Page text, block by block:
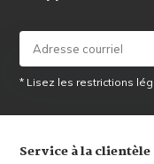
* Lisez les restrictions
Service à la clientèle